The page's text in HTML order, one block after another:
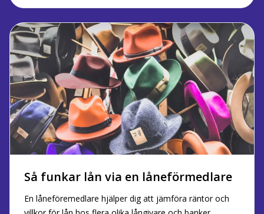
Så funkar lån via en låneförmedlare
En låneföremedlare hjälper dig att jämföra räntor och